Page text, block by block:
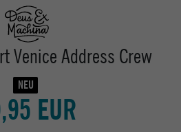
Venice Address Crew
NEU
EUR